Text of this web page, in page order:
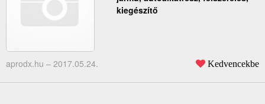
kiegészítő
aprodx.hu – 2017.05.24. Kedvencekbe